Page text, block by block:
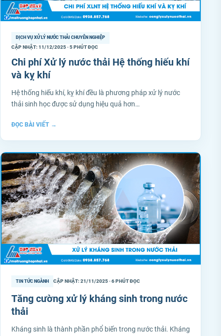
DỊCH VỤ XỬ LÝ NƯỚC THẢI CHUYÊN NGHIỆP
CẬP NHẬT: 11/12/2025 · 5 PHÚT ĐỌC
Chi phí Xử lý nước thải Hệ thống hiếu khí
và kỵ khí
Hệ thống hiếu khí, kỵ khí đều là phương pháp xử lý nước
thải sinh học được sử dụng hiệu quả hơn…
ĐỌC BÀI VIẾT →
TIN TỨC NGÀNH CẬP NHẬT: 21/11/2025 · 6 PHÚT ĐỌC
Tăng cường xử lý kháng sinh trong nước
thải
Kháng sinh là thành phần phổ biến trong nước thải. Kháng